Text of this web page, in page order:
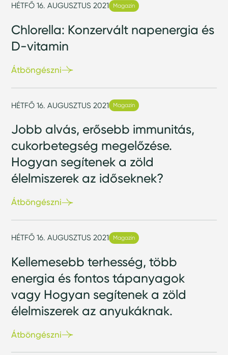
HÉTFŐ 16. AUGUSZTUS 2021 Magazin
Chlorella: Konzervált napenergia és
D-vitamin
Átböngészni
HÉTFŐ 16. AUGUSZTUS 2021 Magazin
Jobb alvás, erősebb immunitás,
cukorbetegség megelőzése.
Hogyan segítenek a zöld
élelmiszerek az időseknek?
Átböngészni
HÉTFŐ 16. AUGUSZTUS 2021 Magazin
Kellemesebb terhesség, több
energia és fontos tápanyagok
vagy Hogyan segítenek a zöld
élelmiszerek az anyukáknak.
Átböngészni